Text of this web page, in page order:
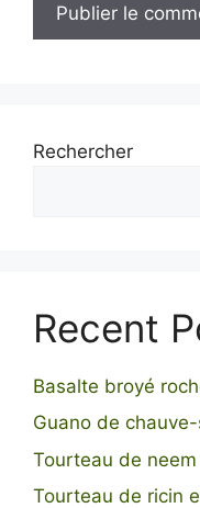
Rechercher
Recent
Basalte broyé
Guano de
Tourteau de
Tourteau de ricin